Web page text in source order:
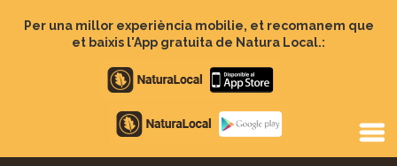
Per una millor experiència mobilie, et recomanem que
et baixis l'App gratuita de Natura Local.:
Apple
store
Google
Play